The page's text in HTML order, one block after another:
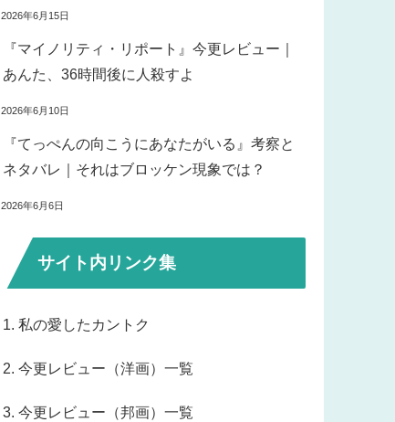
2026年6月15日
『マイノリティ・リポート』今更レビュー｜
あんた、36時間後に人殺すよ
2026年6月10日
『てっぺんの向こうにあなたがいる』考察と
ネタバレ｜それはブロッケン現象では？
2026年6月6日
サイト内リンク集
1. 私の愛したカントク
2. 今更レビュー（洋画）一覧
3. 今更レビュー（邦画）一覧